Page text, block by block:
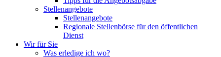
Stellenangebote
Stellenangebote
Regionale Stellenbörse für den öffentlichen
Dienst
Wir für Sie
Was erledige ich wo?